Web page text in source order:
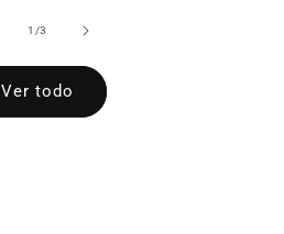
1 /de
3
Ver todo